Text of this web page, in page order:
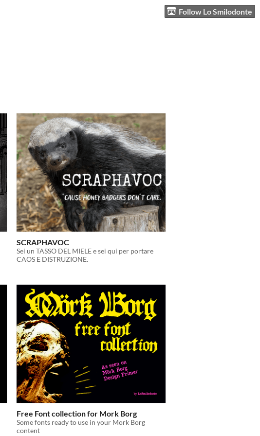
Follow Lo Smilodonte
SCRAPHAVOC
Sei un TASSO DEL MIELE e sei qui per portare
CAOS E DISTRUZIONE.
Free Font collection for Mork Borg
Some fonts ready to use in your Mork Borg
content